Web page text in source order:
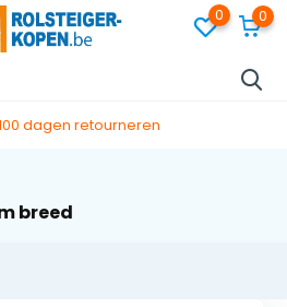
0 0
dagen retourneren
breed